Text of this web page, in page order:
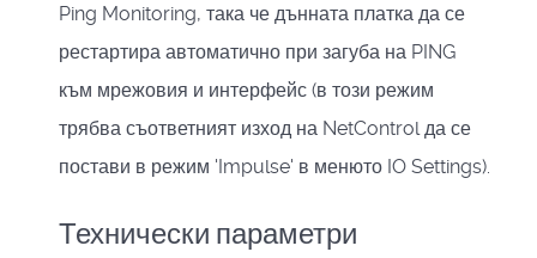
Ping Monitoring, така че дънната платка да се
рестартира автоматично при загуба на PING
към мрежовия и интерфейс (в този режим
трябва съответният изход на NetControl да се
постави в режим 'Impulse' в менюто IO Settings).
Технически параметри